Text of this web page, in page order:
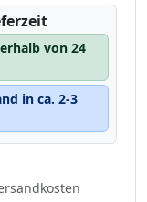
von 24
in ca. 2-3